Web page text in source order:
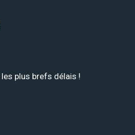
plus brefs délais !